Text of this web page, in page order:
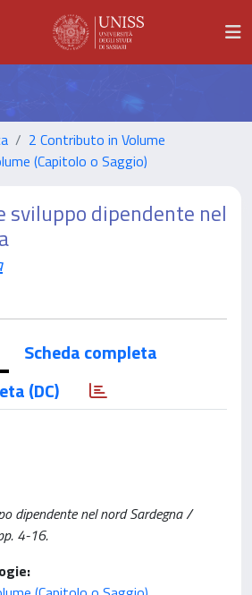
2 Contributo in Volume
(Capitolo o Saggio)
sviluppo dipendente nel
Scheda completa
(DC)
dipendente nel nord Sardegna /
4-16.